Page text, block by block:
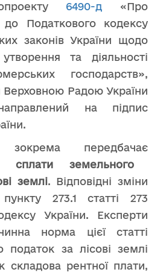
6490-д «Про
Податкового кодексу
законів України щодо
та діяльності
господарств»,
Верховною Радою України
на підпис
зокрема передбачає
сплати земельного
землі. Відповідні зміни
273.1 статті 273
України. Експерти
норма цієї статті
податок за лісові землі
складова рентної плати,